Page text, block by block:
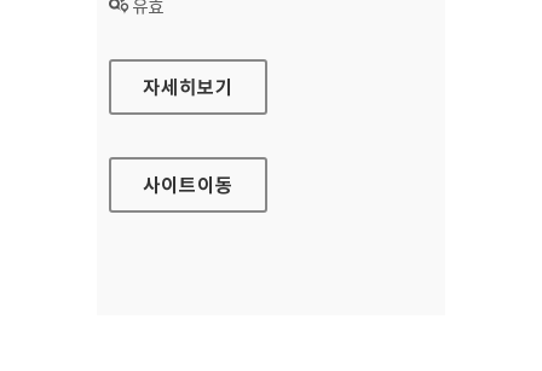
상태 :
유효
실시간식품정보확인서비스(개발자포털)
자세히보기
사이트이동